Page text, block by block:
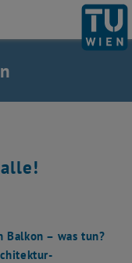
Balkon – was tun?